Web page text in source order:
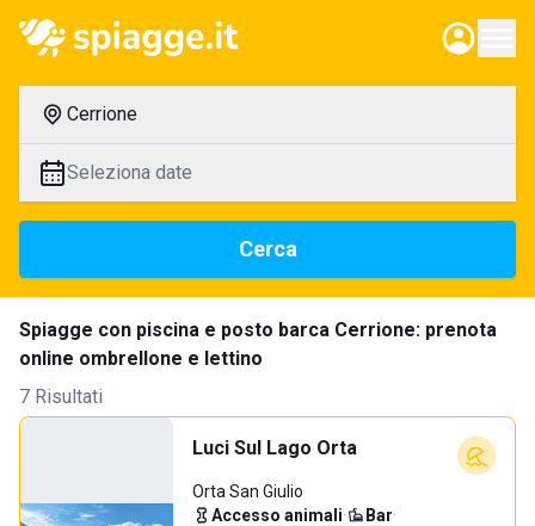
Cerrione
Seleziona date
Cerca
Spiagge con piscina e posto barca Cerrione: prenota
online ombrellone e lettino
7 Risultati
Luci Sul Lago Orta
Orta San Giulio
Accesso animali· Bar·